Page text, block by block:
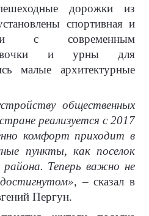
дорожки из
спортивная и
с современным
и урны для
малые архитектурные
общественных
реализуется с 2017
комфорт приходит в
пункты, как поселок
района. Теперь важно не
– сказал в
Пергун.